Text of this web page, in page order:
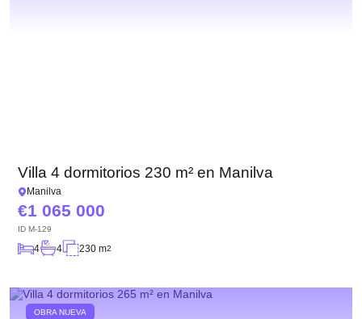
Villa 4 dormitorios 230 m² en Manilva
Manilva
1 065 000
ID M-129
4 4 230 m2
OBRA NUEVA